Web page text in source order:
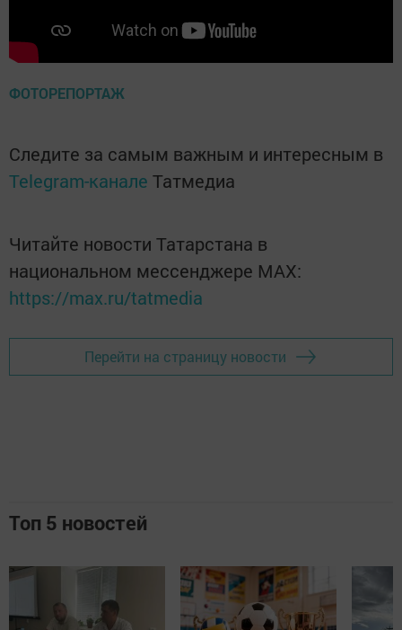
ФОТОРЕПОРТАЖ
Следите за самым важным и интересным в
Telegram-канале Татмедиа
Читайте новости Татарстана в
национальном мессенджере MАХ:
https://max.ru/tatmedia
Перейти на страницу новости
Топ 5 новостей